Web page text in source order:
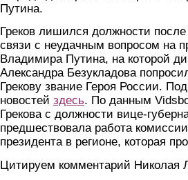
Путина.
Греков лишился должности после
связи с неудачным вопросом на
Владимира Путина, на которой
Александра Безукладова
Грекову звание Героя России.
новостей здесь. По данным
Грекова с должности вице-
предшествовала работа
президента в регионе, которая
Цитируем комментарий Николая